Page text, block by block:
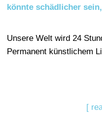
könnte schädlicher
Unsere Welt wird 24
Permanent künstlichem
[